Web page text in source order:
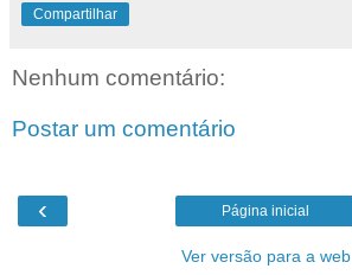
Compartilhar
Nenhum comentário:
Postar um comentário
‹ Página inicial
Ver versão para a web